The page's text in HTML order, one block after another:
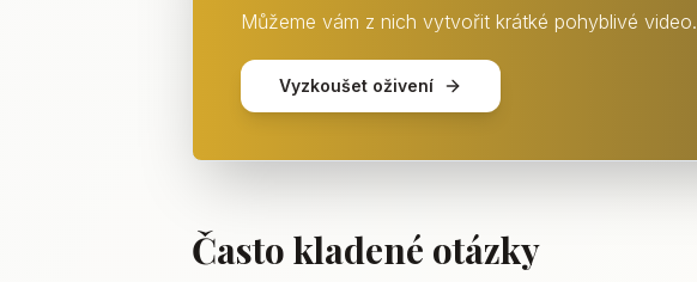
Můžeme vám z nich vytvořit krátké pohyblivé video.
Vyzkoušet oživení
Často kladené otázky